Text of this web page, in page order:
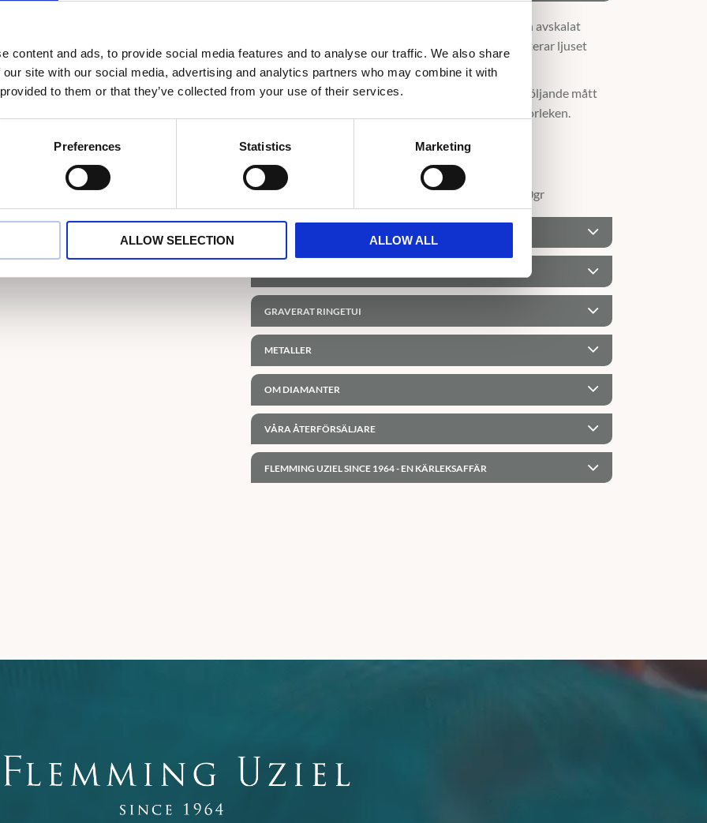
content and ads, to provide social media features and to analyse our traffic. We also share
site with our social media, advertising and analytics partners who may combine it with
to them or that they’ve collected from your use of their services.
Preferences Statistics Marketing
ALLOW SELECTION ALLOW ALL
En populär skönhet som ger ett minimalistiskt och avskalat
intryck. Saga är en nätt ring med 6 klor som reflekterar ljuset
vackert på diamanten. En tidlös klassiker!
På bilderna visas Saga med en 1.0ct diamant och följande mått
är också beräknade på ringen med den diamantstorleken.
Ca. Bredd: 2,0mm
Ca. Höjd: 1.20mm – 6.00mm
Ca. Vikt i 18K rött guld med 0.25ct i storlek 56: 3.0gr
GRAVERAT RINGETUI
METALLER
OM DIAMANTER
VÅRA ÅTERFÖRSÄLJARE
FLEMMING UZIEL SINCE 1964 - EN KÄRLEKSAFFÄR